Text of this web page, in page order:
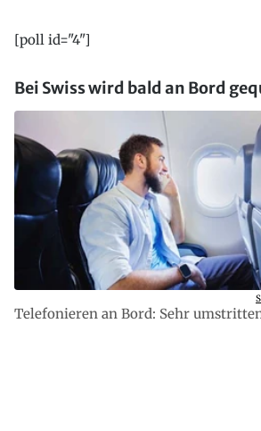
[poll id="4"]
Bei Swiss wird bald an Bord
Telefonieren an Bord: Sehr